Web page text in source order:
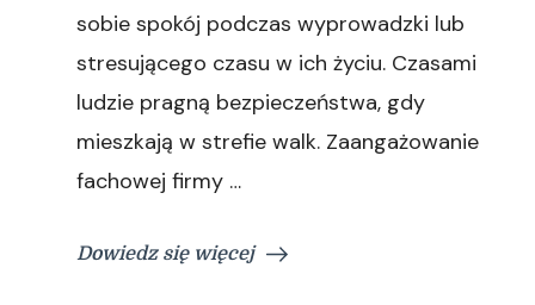
sobie spokój podczas wyprowadzki lub
stresującego czasu w ich życiu. Czasami
ludzie pragną bezpieczeństwa, gdy
mieszkają w strefie walk. Zaangażowanie
fachowej firmy …
Dowiedz się więcej